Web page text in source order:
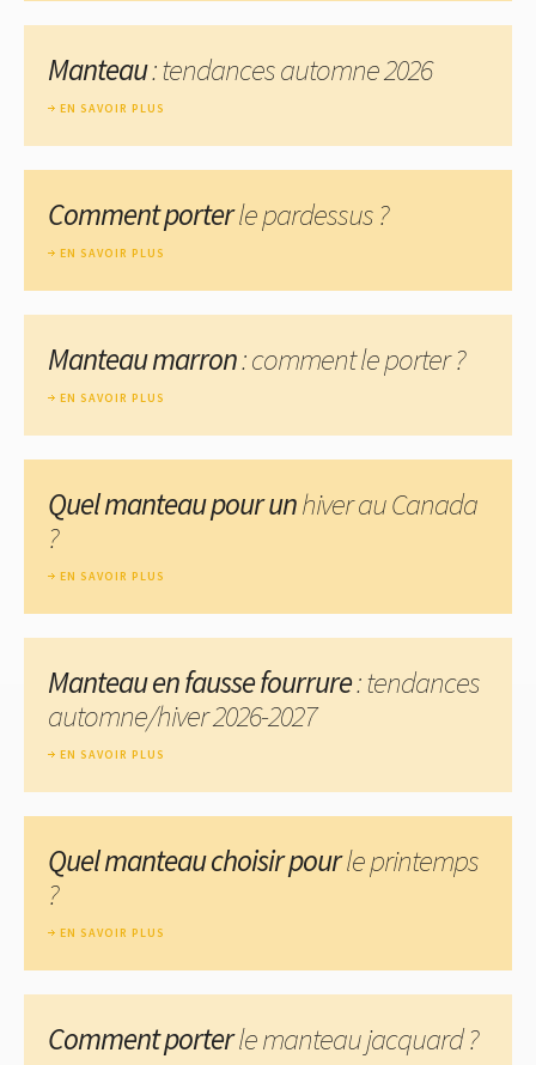
Manteau: tendances automne 2026
EN SAVOIR PLUS
Comment porterle pardessus ?
EN SAVOIR PLUS
Manteau marron: comment le porter ?
EN SAVOIR PLUS
Quel manteau pour unhiver au Canada
?
EN SAVOIR PLUS
Manteau en fausse fourrure: tendances
automne/hiver 2026-2027
EN SAVOIR PLUS
Quel manteau choisir pourle printemps
?
EN SAVOIR PLUS
Comment porterle manteau jacquard ?